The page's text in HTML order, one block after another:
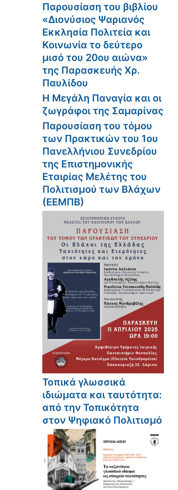
Παρουσίαση του βιβλίου
«Διονύσιος Ψαριανός
Εκκλησία Πολιτεία και
Κοινωνία το δεύτερο
μισό του 20ου αιώνα»
της Παρασκευής Χρ.
Παυλίδου
Η Μεγάλη Παναγία και οι
ζωγράφοι της Σαμαρίνας
Παρουσίαση του τόμου
των Πρακτικών του 1ου
Πανελλήνιου Συνεδρίου
της Επιστημονικής
Εταιρίας Μελέτης του
Πολιτισμού των Βλάχων
(ΕΕΜΠΒ)
Τοπικά γλωσσικά
ιδιώματα και ταυτότητα:
από την Τοπικότητα
στον Ψηφιακό Πολιτισμό